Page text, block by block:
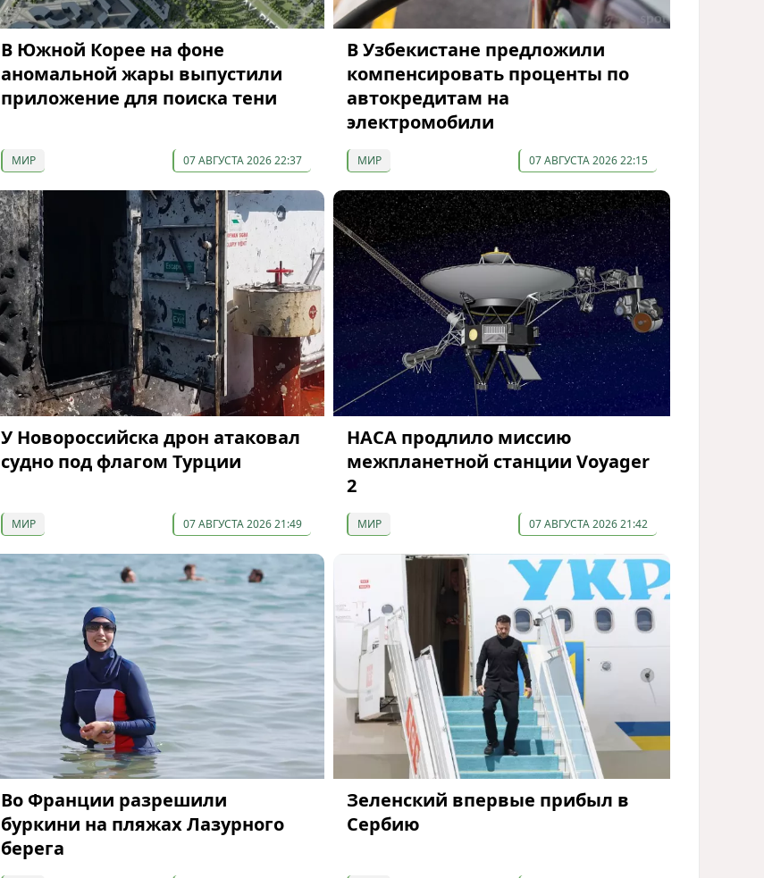
В Южной Корее на фоне
аномальной жары выпустили
приложение для поиска тени
МИР 07 АВГУСТА 2026 22:37
В Узбекистане предложили
компенсировать проценты по
автокредитам на
электромобили
МИР 07 АВГУСТА 2026 22:15
У Новороссийска дрон атаковал
судно под флагом Турции
МИР 07 АВГУСТА 2026 21:49
НАСА продлило миссию
межпланетной станции Voyager
2
МИР 07 АВГУСТА 2026 21:42
Во Франции разрешили
буркини на пляжах Лазурного
берега
Зеленский впервые прибыл в
Сербию